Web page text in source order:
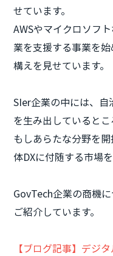
せています。
AWSやマイクロソフ
業を支援する事業を
構えを見せています。
SIer企業の中には、自
を生み出しているとこ
もしあらたな分野を
体DXに付随する市場
GovTech企業の商機
ご紹介しています。
【ブログ記事】デジ